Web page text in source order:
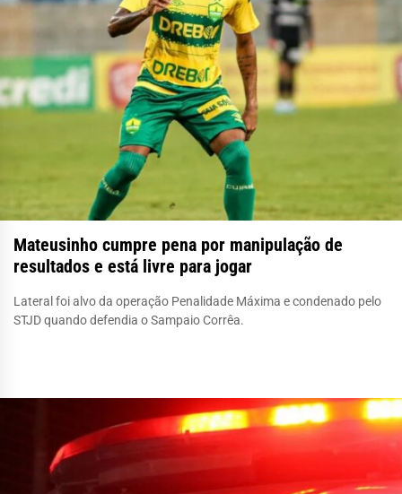
Mateusinho cumpre pena por manipulação de
resultados e está livre para jogar
Lateral foi alvo da operação Penalidade Máxima e condenado pelo
STJD quando defendia o Sampaio Corrêa.